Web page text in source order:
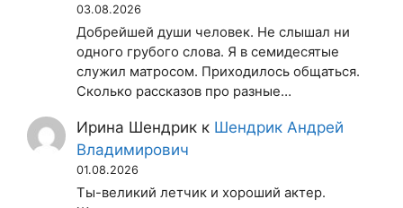
03.08.2026
Добрейшей души человек. Не слышал ни
одного грубого слова. Я в семидесятые
служил матросом. Приходилось общаться.
Сколько рассказов про разные…
Ирина Шендрик к Шендрик Андрей
Владимирович
01.08.2026
Ты-великий летчик и хороший актер.